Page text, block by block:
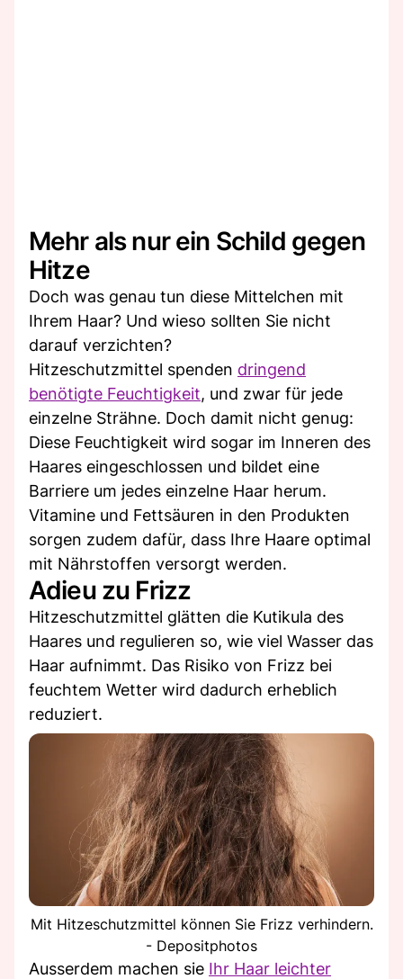
Mehr als nur ein Schild gegen
Hitze
Doch was genau tun diese Mittelchen mit
Ihrem Haar? Und wieso sollten Sie nicht
darauf verzichten?
Hitzeschutzmittel spenden dringend
benötigte Feuchtigkeit, und zwar für jede
einzelne Strähne. Doch damit nicht genug:
Diese Feuchtigkeit wird sogar im Inneren des
Haares eingeschlossen und bildet eine
Barriere um jedes einzelne Haar herum.
Vitamine und Fettsäuren in den Produkten
sorgen zudem dafür, dass Ihre Haare optimal
mit Nährstoffen versorgt werden.
Adieu zu Frizz
Hitzeschutzmittel glätten die Kutikula des
Haares und regulieren so, wie viel Wasser das
Haar aufnimmt. Das Risiko von Frizz bei
feuchtem Wetter wird dadurch erheblich
reduziert.
Mit Hitzeschutzmittel können Sie Frizz verhindern.
- Depositphotos
Ausserdem machen sie Ihr Haar leichter